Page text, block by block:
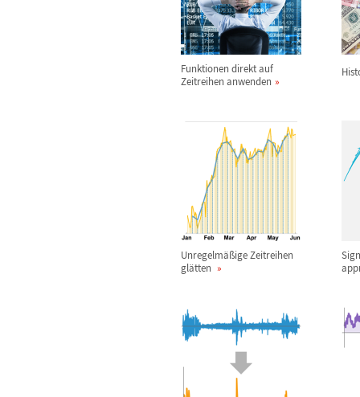
Funktionen direkt auf
Zeitreihen anwenden
Unregelmäßige Zeitreihen
glätten